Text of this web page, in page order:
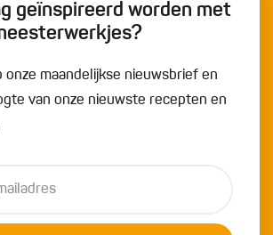
geïnspireerd worden met
onze maandelijkse nieuwsbrief en
van onze nieuwste recepten en